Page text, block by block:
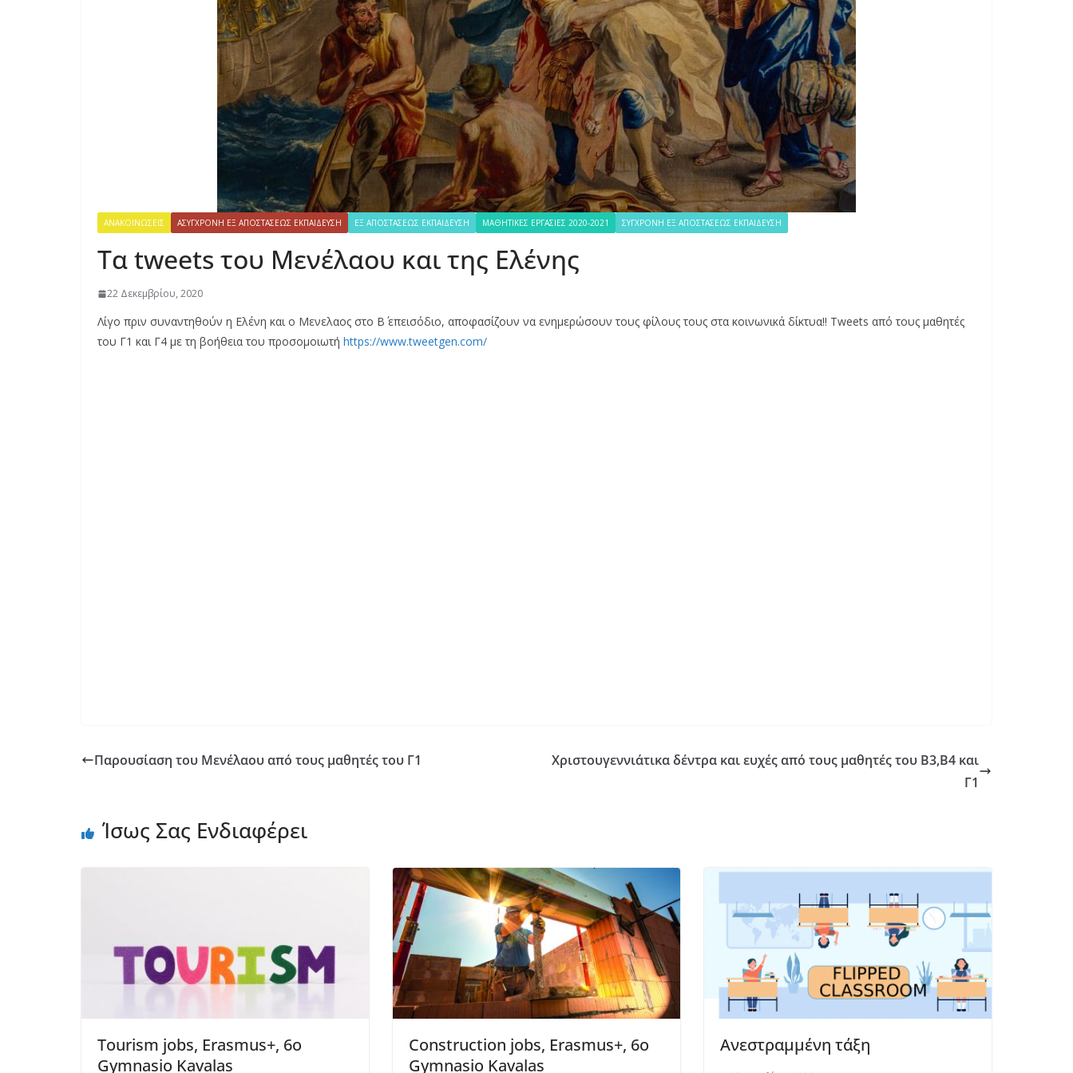
ΑΝΑΚΟΙΝΏΣΕΙΣ ΑΣΎΓΧΡΟΝΗ ΕΞ ΑΠΟΣΤΆΣΕΩΣ ΕΚΠΑΊΔΕΥΣΗ ΕΞ ΑΠΟΣΤΆΣΕΩΣ ΕΚΠΑΊΔΕΥΣΗ ΜΑΘΗΤΙΚΈΣ ΕΡΓΑΣΊΕΣ 2020-2021 ΣΎΓΧΡΟΝΗ ΕΞ ΑΠΟΣΤΆΣΕΩΣ ΕΚΠΑΊΔΕΥΣΗ
Τα tweets του Μενέλαου και της Ελένης
22 Δεκεμβρίου, 2020
Λίγο πριν συναντηθούν η Ελένη και ο Μενελαος στο Β΄ επεισόδιο, αποφασίζουν να ενημερώσουν τους φίλους τους στα κοινωνικά δίκτυα!! Tweets από τους μαθητές
του Γ1 και Γ4 με τη βοήθεια του προσομοιωτή https://www.tweetgen.com/
Παρουσίαση του Μενέλαου από τους μαθητές του Γ1
Χριστουγεννιάτικα δέντρα και ευχές από τους μαθητές του Β3,Β4 και
Γ1
Ίσως Σας Ενδιαφέρει
Tourism jobs, Erasmus+, 6o
Gymnasio Kavalas
Construction jobs, Erasmus+, 6o
Gymnasio Kavalas
Ανεστραμμένη τάξη